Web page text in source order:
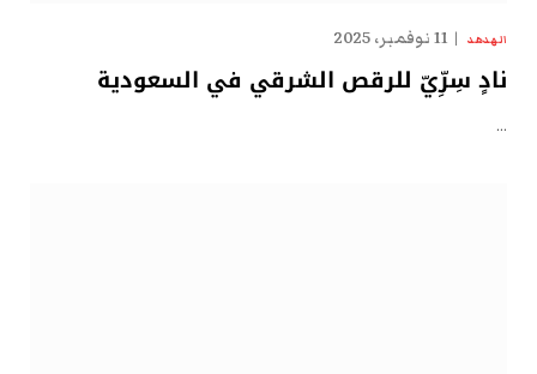
الهدهد 11 نوفمبر، 2025
نادٍ سِرِّيّ للرقص الشرقي في السعودية
…